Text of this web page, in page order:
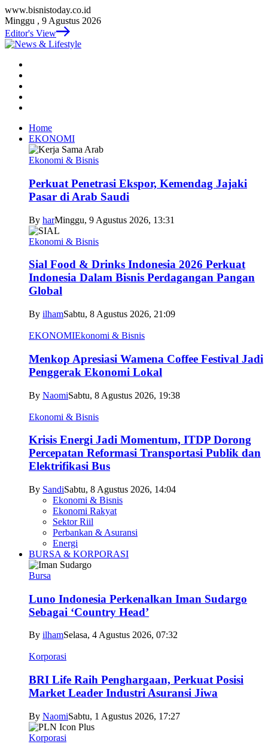
www.bisnistoday.co.id
Minggu , 9 Agustus 2026
Editor's View
Home
EKONOMI
Ekonomi & Bisnis
Perkuat Penetrasi Ekspor, Kemendag Jajaki
Pasar di Arab Saudi
By harMinggu, 9 Agustus 2026, 13:31
Ekonomi & Bisnis
Sial Food & Drinks Indonesia 2026 Perkuat
Indonesia Dalam Bisnis Perdagangan Pangan
Global
By ilhamSabtu, 8 Agustus 2026, 21:09
EKONOMIEkonomi & Bisnis
Menkop Apresiasi Wamena Coffee Festival Jadi
Penggerak Ekonomi Lokal
By NaomiSabtu, 8 Agustus 2026, 19:38
Ekonomi & Bisnis
Krisis Energi Jadi Momentum, ITDP Dorong
Percepatan Reformasi Transportasi Publik dan
Elektrifikasi Bus
By SandiSabtu, 8 Agustus 2026, 14:04
Ekonomi & Bisnis
Ekonomi Rakyat
Sektor Riil
Perbankan & Asuransi
Energi
BURSA & KORPORASI
Bursa
Luno Indonesia Perkenalkan Iman Sudargo
Sebagai ‘Country Head’
By ilhamSelasa, 4 Agustus 2026, 07:32
Korporasi
BRI Life Raih Penghargaan, Perkuat Posisi
Market Leader Industri Asuransi Jiwa
By NaomiSabtu, 1 Agustus 2026, 17:27
Korporasi